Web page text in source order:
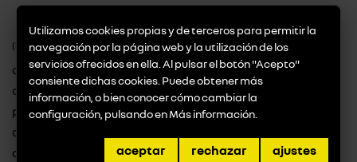
(3)
Ahorro de 800€ después de impuestos. Importe
aplicable a todos los clientes particulares que compren
o financien un vehículo 100% eléctrico (no aplicable
para motorizaciones PHEV) a partir del 01/03/2025 y
que achatarren o entreguen a cambio un vehículo de
combustión a su nombre con más de un año de
Utilizamos cookies propias y de terceros para permitir la
navegación por la página web y la utilización de los
servicios ofrecidos en ella. Al pulsar el botón "Acepto"
consiente dichas cookies. Puede obtener más
información, o bien conocer cómo cambiar la
configuración, pulsando enMás información
aceptar rechazar ajustes